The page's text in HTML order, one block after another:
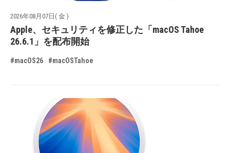
2026年08月07日( 金 )
Apple、セキュリティを修正した「macOS Tahoe
26.6.1」を配布開始
#macOS26 #macOSTahoe